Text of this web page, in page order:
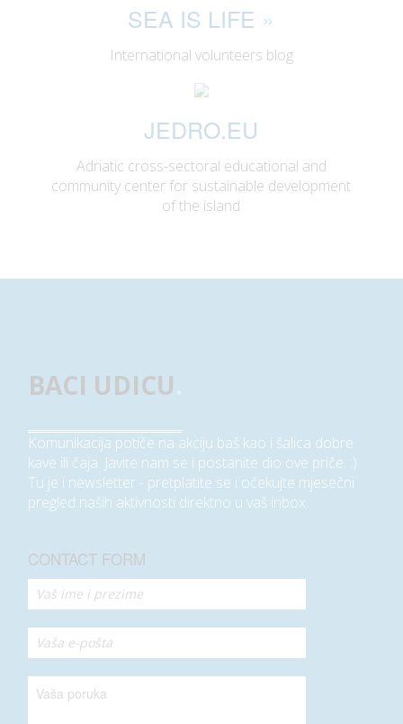
SEA IS LIFE »
International volunteers blog
JEDRO.EU
Adriatic cross-sectoral educational and
community center for sustainable development
of the island
BACI UDICU
Komunikacija potiče na akciju baš kao i šalica dobre
kave ili čaja. Javite nam se i postanite dio ove priče. :)
Tu je i newsletter - pretplatite se i očekujte mjesečni
pregled naših aktivnosti direktno u vaš inbox.
CONTACT FORM